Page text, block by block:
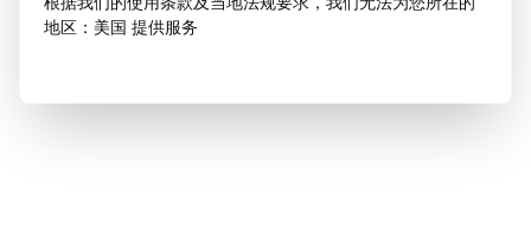
地区：美国 提供服务